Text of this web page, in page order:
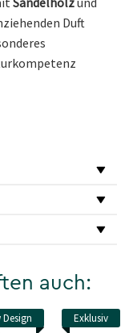
Duft
auch:
Design Exklusiv